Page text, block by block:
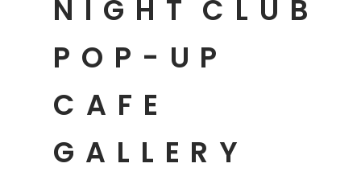
NIGHT CLUB
POP-UP
CAFE
GALLERY